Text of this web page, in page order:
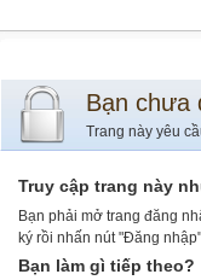
Bạn chưa
Trang này yêu
Truy cập trang này
Bạn phải mở trang đăng
ký rồi nhấn nút "Đăng
Bạn làm gì tiếp theo?